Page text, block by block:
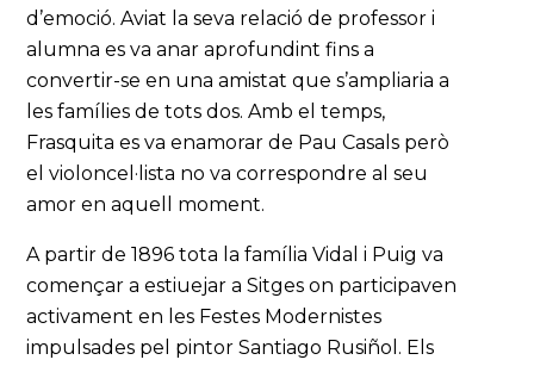
d’emoció. Aviat la seva relació de professor i
alumna es va anar aprofundint fins a
convertir-se en una amistat que s’ampliaria a
les famílies de tots dos. Amb el temps,
Frasquita es va enamorar de Pau Casals però
el violoncel·lista no va correspondre al seu
amor en aquell moment.
A partir de 1896 tota la família Vidal i Puig va
començar a estiuejar a Sitges on participaven
activament en les Festes Modernistes
impulsades pel pintor Santiago Rusiñol. Els